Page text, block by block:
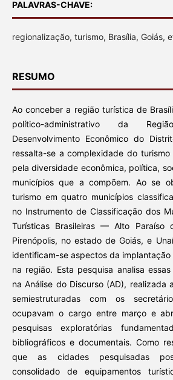
PALAVRAS-CHAVE:
regionalização, turismo, Brasília, Goiás,
RESUMO
Ao conceber a região turística de
político-administrativo da
Desenvolvimento Econômico do
ressalta-se a complexidade do turismo
pela diversidade econômica, política,
municípios que a compõem. Ao se
turismo em quatro municípios
no Instrumento de Classificação dos
Turísticas Brasileiras — Alto Paraíso
Pirenópolis, no estado de Goiás, e
identificam-se aspectos da
na região. Esta pesquisa analisa
na Análise do Discurso (AD), realizada
semiestruturadas com os
ocupavam o cargo entre março e
pesquisas exploratórias
bibliográficos e documentais. Como
que as cidades pesquisadas
consolidado de equipamentos